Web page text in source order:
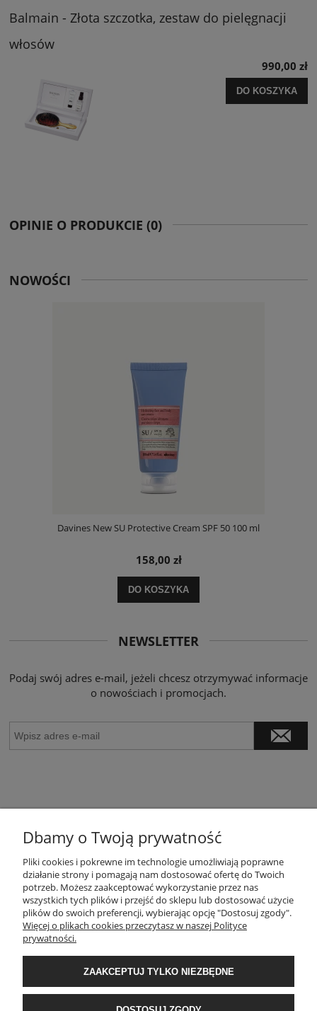
Balmain - Złota szczotka, zestaw do pielęgnacji
włosów
990,00 zł
DO KOSZYKA
OPINIE O PRODUKCIE (0)
NOWOŚCI
Davines New SU Protective Cream SPF 50 100 ml
158,00 zł
DO KOSZYKA
NEWSLETTER
Podaj swój adres e-mail, jeżeli chcesz otrzymywać informacje
o nowościach i promocjach.
O NAS / KONTAKT
POMOC
MOJE KONTO
PŁATNOŚCI I DOSTAWA
Dbamy o Twoją prywatność
Pliki cookies i pokrewne im technologie umożliwiają poprawne
działanie strony i pomagają nam dostosować ofertę do Twoich
potrzeb. Możesz zaakceptować wykorzystanie przez nas
wszystkich tych plików i przejść do sklepu lub dostosować użycie
plików do swoich preferencji, wybierając opcję "Dostosuj zgody".
Więcej o plikach cookies przeczytasz w naszej Polityce
prywatności.
ZAAKCEPTUJ TYLKO NIEZBĘDNE